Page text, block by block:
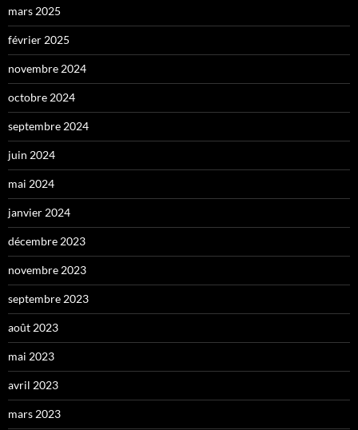
mars 2025
février 2025
novembre 2024
octobre 2024
septembre 2024
juin 2024
mai 2024
janvier 2024
décembre 2023
novembre 2023
septembre 2023
août 2023
mai 2023
avril 2023
mars 2023